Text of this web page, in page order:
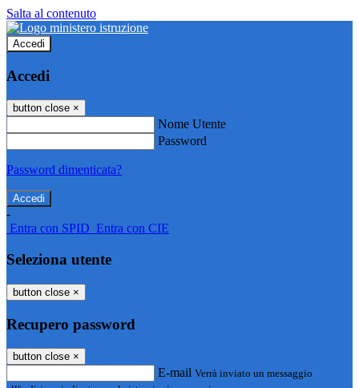
Salta al contenuto
Accedi
Accedi
button close ×
Nome Utente
Password
Password dimenticata?
-
Entra con SPID Entra con CIE
Seleziona utente
button close ×
Recupero password
button close ×
E-mail Verrà inviato un messaggio